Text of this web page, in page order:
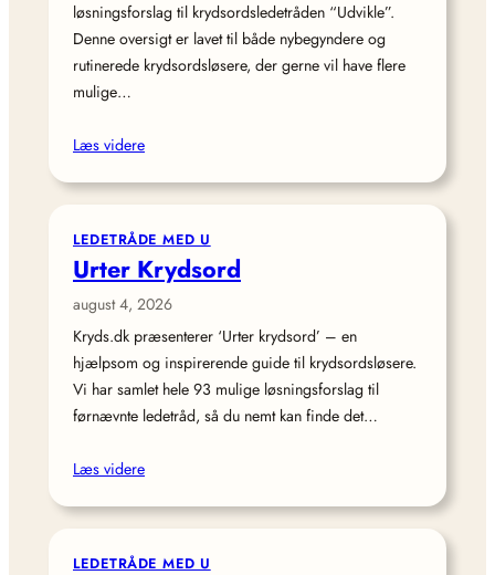
løsningsforslag til krydsordsledetråden “Udvikle”.
Denne oversigt er lavet til både nybegyndere og
rutinerede krydsordsløsere, der gerne vil have flere
mulige…
Læs videre
LEDETRÅDE MED U
Urter Krydsord
august 4, 2026
Kryds.dk præsenterer ‘Urter krydsord’ – en
hjælpsom og inspirerende guide til krydsordsløsere.
Vi har samlet hele 93 mulige løsningsforslag til
førnævnte ledetråd, så du nemt kan finde det…
Læs videre
LEDETRÅDE MED U